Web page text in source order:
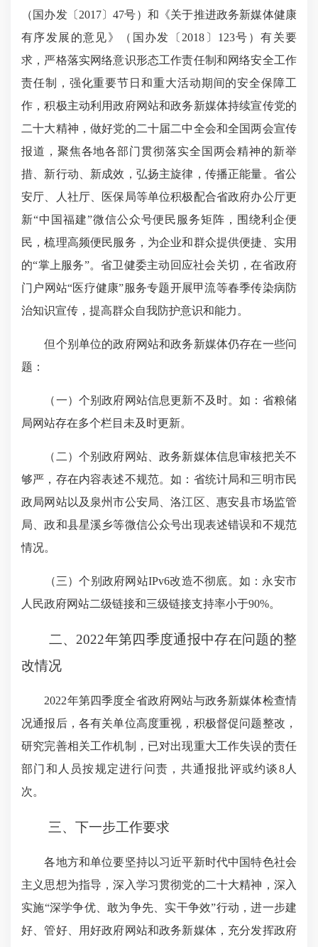
（国办发〔2017〕47号）和《关于推进政务新媒体健康
有序发展的意见》（国办发〔2018〕123号）有关要
求，严格落实网络意识形态工作责任制和网络安全工作
责任制，强化重要节日和重大活动期间的安全保障工
作，积极主动利用政府网站和政务新媒体持续宣传党的
二十大精神，做好党的二十届二中全会和全国两会宣传
报道，聚焦各地各部门贯彻落实全国两会精神的新举
措、新行动、新成效，弘扬主旋律，传播正能量。省公
安厅、人社厅、医保局等单位积极配合省政府办公厅更
新“中国福建”微信公众号便民服务矩阵，围绕利企便
民，梳理高频便民服务，为企业和群众提供便捷、实用
的“掌上服务”。省卫健委主动回应社会关切，在省政府
门户网站“医疗健康”服务专题开展甲流等春季传染病防
治知识宣传，提高群众自我防护意识和能力。
但个别单位的政府网站和政务新媒体仍存在一些问
题：
（一）个别政府网站信息更新不及时。如：省粮储
局网站存在多个栏目未及时更新。
（二）个别政府网站、政务新媒体信息审核把关不
够严，存在内容表述不规范。如：省统计局和三明市民
政局网站以及泉州市公安局、洛江区、惠安县市场监管
局、政和县星溪乡等微信公众号出现表述错误和不规范
情况。
（三）个别政府网站IPv6改造不彻底。如：永安市
人民政府网站二级链接和三级链接支持率小于90%。
二、2022年第四季度通报中存在问题的整
改情况
2022年第四季度全省政府网站与政务新媒体检查情
况通报后，各有关单位高度重视，积极督促问题整改，
研究完善相关工作机制，已对出现重大工作失误的责任
部门和人员按规定进行问责，共通报批评或约谈8人
次。
三、下一步工作要求
各地方和单位要坚持以习近平新时代中国特色社会
主义思想为指导，深入学习贯彻党的二十大精神，深入
实施“深学争优、敢为争先、实干争效”行动，进一步建
好、管好、用好政府网站和政务新媒体，充分发挥政府